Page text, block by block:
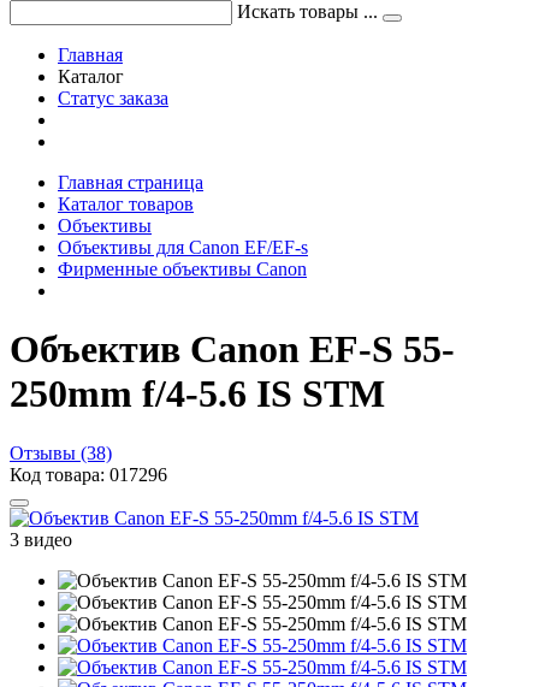
Искать товары ...
Главная
Каталог
Статус заказа
Главная страница
Каталог товаров
Объективы
Объективы для Canon EF/EF-s
Фирменные объективы Canon
Объектив Canon EF-S 55-
250mm f/4-5.6 IS STM
Отзывы (38)
Код товара: 017296
3 видео